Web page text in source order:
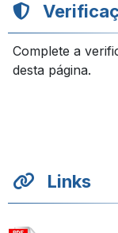
Complete a
desta página.
Links